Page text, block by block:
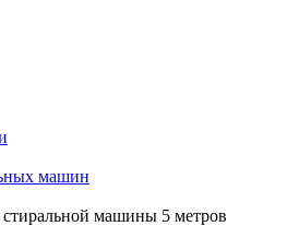
машин
машины 5 метров